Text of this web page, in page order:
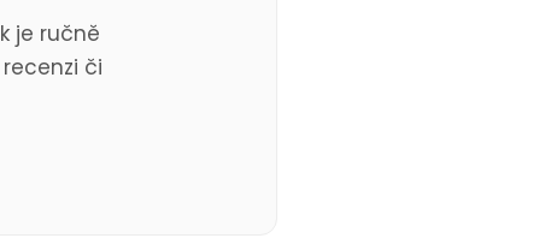
je ručně
či